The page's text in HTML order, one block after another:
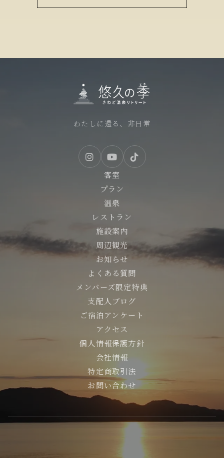
わたしに還る、非日常
客室
プラン
温泉
レストラン
施設案内
周辺観光
お知らせ
よくある質問
メンバーズ限定特典
支配人ブログ
ご宿泊アンケート
アクセス
個人情報保護方針
会社情報
特定商取引法
お問い合わせ